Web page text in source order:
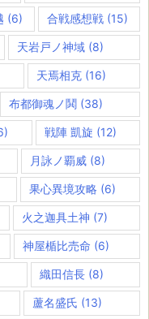
(6) 合戦感想戦(15)
天岩戸ノ神域 (8)
天焉相克(16)
布都御魂ノ鬨(38)
戦陣 凱旋 (12)
月詠ノ覇威(8)
果心異境攻略 (6)
火之迦具土神 (7)
神屋楯比売命 (6)
織田信長 (8)
蘆名盛氏 (13)